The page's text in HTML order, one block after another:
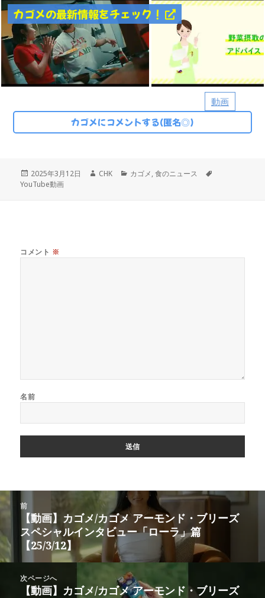
動画
カゴメの最新情報をチェック！
カゴメにコメントする(匿名◎)
投
稿
2025年3月12日
作
CHK
カ
カゴメ,食のニュース
YouTube動画
コメント ※
名前
投
稿
ビ
ゲ
前
前
の
投
稿:
【動画】カゴメ/カゴメ アーモンド・ブリーズ
スペシャルインタビュー「ローラ」篇
【25/3/12】
次ページへ
次【動画】カゴメ/カゴメ アーモンド・ブリーズ